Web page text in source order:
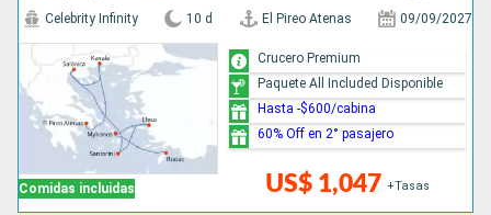
Comidas incluidas
Celebrity Infinity 10 d El Pireo Atenas 09/09/2027
US$ 1,047 +Tasas
Crucero Premium
Paquete All Included Disponible
Hasta -$600/cabina
60% Off en 2° pasajero